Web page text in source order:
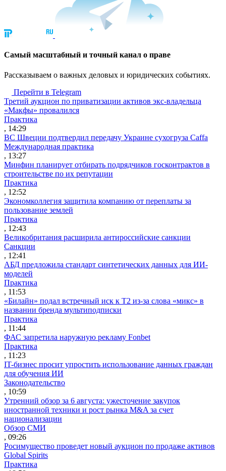
Cамый масштабный и точный канал о праве
Рассказываем о важных деловых и юридических событиях.
Перейти в Telegram
Третий аукцион по приватизации активов экс-владельца
«Макфы» провалился
Практика
, 14:29
ВС Швеции подтвердил передачу Украине сухогруза Caffa
Международная практика
, 13:27
Минфин планирует отбирать подрядчиков госконтрактов в
строительстве по их репутации
Практика
, 12:52
Экономколлегия защитила компанию от переплаты за
пользование землей
Практика
, 12:43
Великобритания расширила антироссийские санкции
Санкции
, 12:41
АБД предложила стандарт синтетических данных для ИИ-
моделей
Практика
, 11:53
«Билайн» подал встречный иск к Т2 из-за слова «микс» в
названии бренда мультиподписки
Практика
, 11:44
ФАС запретила наружную рекламу Fonbet
Практика
, 11:23
IT-бизнес просит упростить использование данных граждан
для обучения ИИ
Законодательство
, 10:59
Утренний обзор за 6 августа: ужесточение закупок
иностранной техники и рост рынка M&A за счет
национализации
Обзор СМИ
, 09:26
Росимущество проведет новый аукцион по продаже активов
Global Spirits
Практика